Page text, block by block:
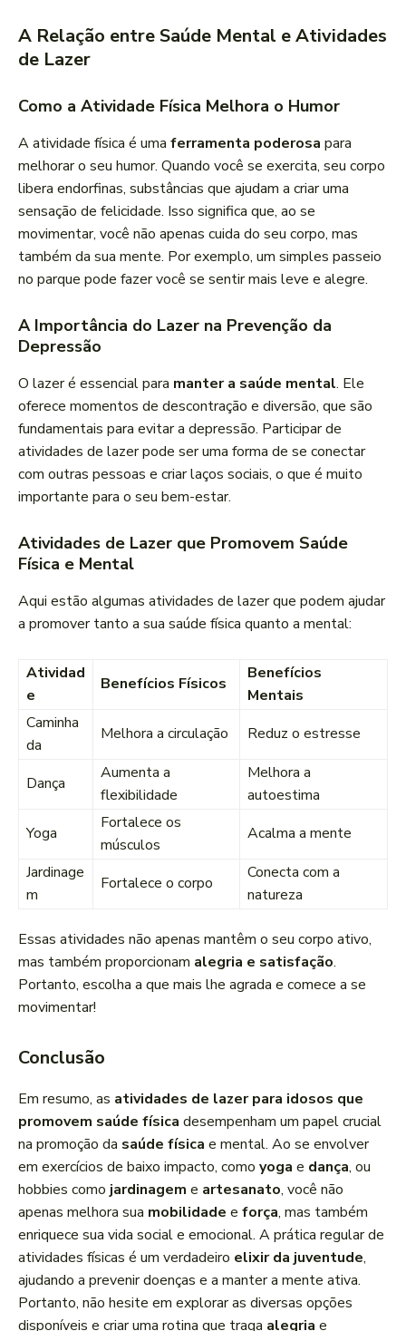
A Relação entre Saúde Mental e Atividades
de Lazer
Como a Atividade Física Melhora o Humor
A atividade física é uma ferramenta poderosa para
melhorar o seu humor. Quando você se exercita, seu corpo
libera endorfinas, substâncias que ajudam a criar uma
sensação de felicidade. Isso significa que, ao se
movimentar, você não apenas cuida do seu corpo, mas
também da sua mente. Por exemplo, um simples passeio
no parque pode fazer você se sentir mais leve e alegre.
A Importância do Lazer na Prevenção da
Depressão
O lazer é essencial para manter a saúde mental. Ele
oferece momentos de descontração e diversão, que são
fundamentais para evitar a depressão. Participar de
atividades de lazer pode ser uma forma de se conectar
com outras pessoas e criar laços sociais, o que é muito
importante para o seu bem-estar.
Atividades de Lazer que Promovem Saúde
Física e Mental
Aqui estão algumas atividades de lazer que podem ajudar
a promover tanto a sua saúde física quanto a mental:
Atividad
e
Benefícios Físicos
Benefícios
Mentais
Caminha
da
Melhora a circulação Reduz o estresse
Dança
Aumenta a
flexibilidade
Melhora a
autoestima
Yoga
Fortalece os
músculos
Acalma a mente
Jardinage
m
Fortalece o corpo
Conecta com a
natureza
Essas atividades não apenas mantêm o seu corpo ativo,
mas também proporcionam alegria e satisfação.
Portanto, escolha a que mais lhe agrada e comece a se
movimentar!
Conclusão
Em resumo, as atividades de lazer para idosos que
promovem saúde física desempenham um papel crucial
na promoção da saúde física e mental. Ao se envolver
em exercícios de baixo impacto, como yoga e dança, ou
hobbies como jardinagem e artesanato, você não
apenas melhora sua mobilidade e força, mas também
enriquece sua vida social e emocional. A prática regular de
atividades físicas é um verdadeiro elixir da juventude,
ajudando a prevenir doenças e a manter a mente ativa.
Portanto, não hesite em explorar as diversas opções
disponíveis e criar uma rotina que traga alegria e